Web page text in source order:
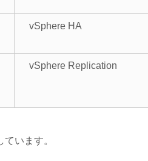
vSphere HA
vSphere Replication
います。